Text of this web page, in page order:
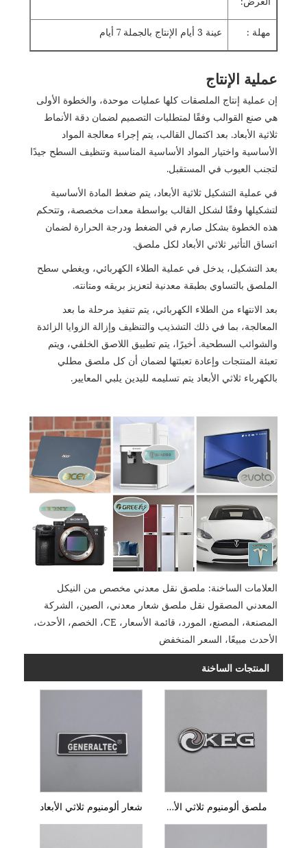
مهلة : عينة 3 أيام الإنتاج بالجملة 7 أيام
عملية الإنتاج
إن عملية إنتاج الملصقات كلها عمليات موحدة، والخطوة الأولى
هي صنع القوالب وفقًا لمتطلبات التصميم لضمان دقة الأنماط
ثلاثية الأبعاد. بعد اكتمال القالب، يتم إجراء معالجة المواد
الأساسية واختيار المواد الأساسية المناسبة وتنظيف السطح جيدًا
لتجنب العيوب في المستقبل.
في عملية التشكيل ثلاثية الأبعاد، يتم ضغط المادة الأساسية
لتشكيلها وفقًا لشكل القالب بواسطة معدات مخصصة، وتتحكم
هذه الخطوة بشكل صارم في الضغط ودرجة الحرارة لضمان
اتساق التأثير ثلاثي الأبعاد لكل ملصق.
بعد التشكيل، يدخل في عملية الطلاء الكهربائي، ويغطي سطح
الملصق بالتساوي بطبقة معدنية لتعزيز بريقه ومتانته.
بعد الانتهاء من الطلاء الكهربائي، يتم تنفيذ مرحلة ما بعد
المعالجة، بما في ذلك التشذيب والتنظيف وإزالة الزوايا الزائدة
والشوائب السطحية. أخيرًا، يتم تطبيق اللاصق الخلفي، ويتم
تعبئة المنتجات وإعادة تعبئتها لضمان أن كل ملصق مطلي
بالكهرباء ثلاثي الأبعاد يتم تسليمه لليدين يلبي المعايير.
العلامات الساخنة: ملصق نقل معدني مخصص من النيكل
المعدني المصقول نقل ملصق شعار معدني، الصين، الشركة
المصنعة، المصنع، المورد، قائمة الأسعار، CE، الخصم، الأحدث،
الأحدث مبيعًا، السعر المنخفض
المنتجات الساخنة
شعار ألومنيوم ثلاثي الأبعاد ملصق ألومنيوم ثلاثي الأبعاد